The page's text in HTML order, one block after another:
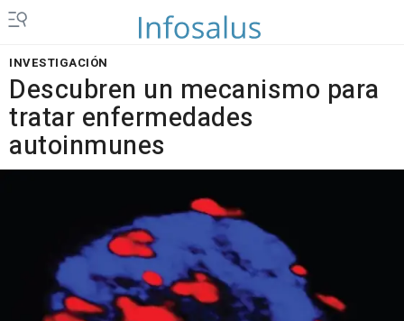
INVESTIGACIÓN
Descubren un mecanismo para
tratar enfermedades
autoinmunes